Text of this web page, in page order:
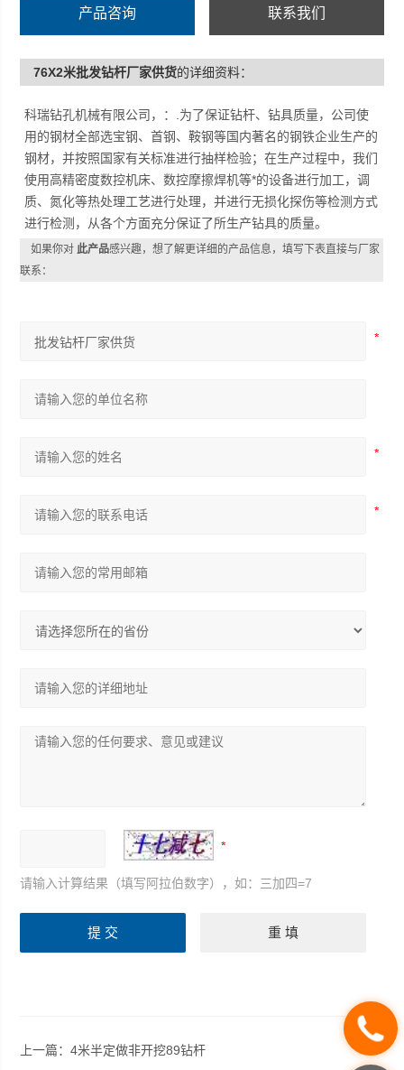
产品咨询 联系我们
76X2米批发钻杆厂家供货的详细资料：
科瑞钻孔机械有限公司，：.为了保证钻杆、钻具质量，公司使
用的钢材全部选宝钢、首钢、鞍钢等国内著名的钢铁企业生产的
钢材，并按照国家有关标准进行抽样检验；在生产过程中，我们
使用高精密度数控机床、数控摩擦焊机等*的设备进行加工，调
质、氮化等热处理工艺进行处理，并进行无损化探伤等检测方式
进行检测，从各个方面充分保证了所生产钻具的质量。
如果你对此产品感兴趣，想了解更详细的产品信息，填写下表直接与厂家
联系：
请输入计算结果（填写阿拉伯数字），如：三加四=7
上一篇：4米半定做非开挖89钻杆